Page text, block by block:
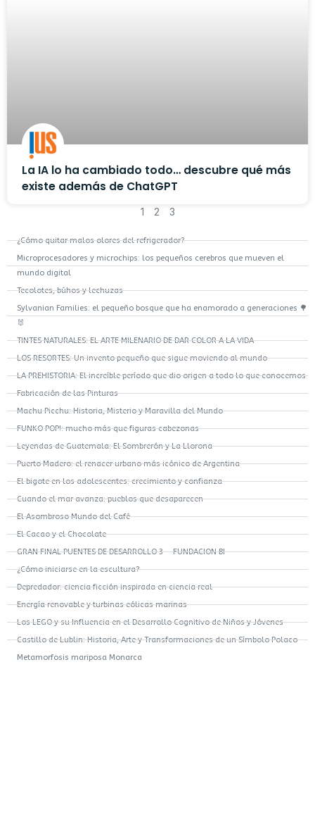
La IA lo ha cambiado todo… descubre qué más
existe además de ChatGPT
1 2 3
¿Cómo quitar malos olores del refrigerador?
Microprocesadores y microchips: los pequeños cerebros que mueven el
mundo digital
Tecolotes, búhos y lechuzas
Sylvanian Families: el pequeño bosque que ha enamorado a generaciones 🌳
🐰
TINTES NATURALES: EL ARTE MILENARIO DE DAR COLOR A LA VIDA
LOS RESORTES: Un invento pequeño que sigue moviendo al mundo
LA PREHISTORIA: El increíble período que dio origen a todo lo que conocemos
Fabricación de las Pinturas
Machu Picchu: Historia, Misterio y Maravilla del Mundo
FUNKO POP!: mucho más que figuras cabezonas
Leyendas de Guatemala: El Sombrerón y La Llorona
Puerto Madero: el renacer urbano más icónico de Argentina
El bigote en los adolescentes: crecimiento y confianza
Cuando el mar avanza: pueblos que desaparecen
El Asombroso Mundo del Café
El Cacao y el Chocolate
GRAN FINAL PUENTES DE DESARROLLO 3 – FUNDACION BI
¿Cómo iniciarse en la escultura?
Depredador: ciencia ficción inspirada en ciencia real
Energía renovable y turbinas eólicas marinas
Los LEGO y su Influencia en el Desarrollo Cognitivo de Niños y Jóvenes
Castillo de Lublin: Historia, Arte y Transformaciones de un Símbolo Polaco
Metamorfosis mariposa Monarca